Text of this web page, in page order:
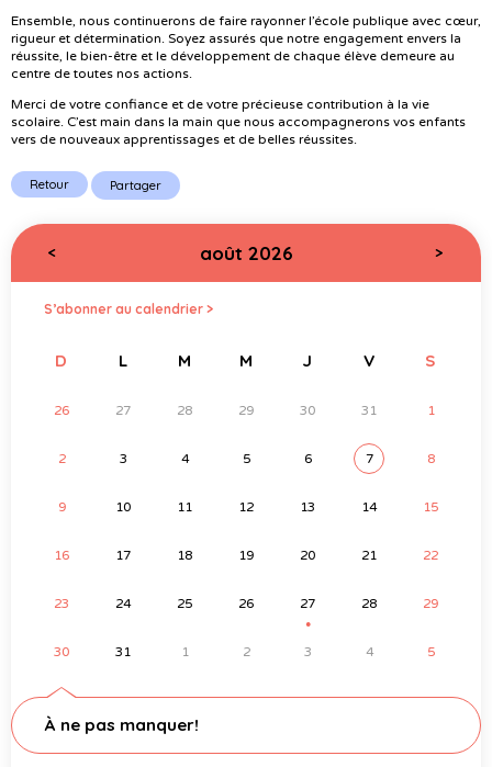
Ensemble, nous continuerons de faire rayonner l’école publique avec cœur,
rigueur et détermination. Soyez assurés que notre engagement envers la
réussite, le bien-être et le développement de chaque élève demeure au
centre de toutes nos actions.
Merci de votre confiance et de votre précieuse contribution à la vie
scolaire. C’est main dans la main que nous accompagnerons vos enfants
vers de nouveaux apprentissages et de belles réussites.
Retour Partager
< août 2026 >
S’abonner au calendrier >
D L M M J V S
26 27 28 29 30 31 1
2 3 4 5 6 7 8
9 10 11 12 13 14 15
16 17 18 19 20 21 22
23 24 25 26 27
●
28 29
30 31 1 2 3 4 5
À ne pas manquer!